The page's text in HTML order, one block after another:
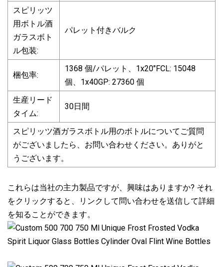
スピリッツ
用ボトル酒
ガラスボト
ル包装:
パレット付きバルク
梱包率:
1368 個/パレット、1x20"FCL: 15048
個、1x40GP: 27360 個
生産リード
タイム:
30日間
スピリッツ酒ガラスボトル用のボトルについてご質問
がございましたら、お問い合わせください。ありがと
うございます。
これらは当社の主力製品ですが、興味はありますか? それ
をクリックすると、リンクして問い合わせを送信して詳細
を知ることができます。